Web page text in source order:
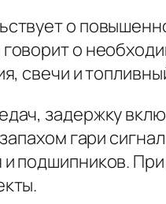
о
о
свечи и
задержку
гари
подшипников.